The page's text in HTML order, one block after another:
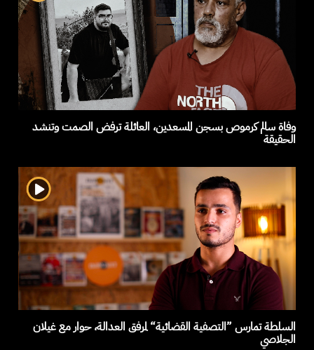
وفاة سالم كرموص بسجن المسعدين، العائلة ترفض الصمت وتنشد
الحقيقة
السلطة تمارس ”التصفية القضائية“ لمرفق العدالة، حوار مع غيلان
الجلاصي